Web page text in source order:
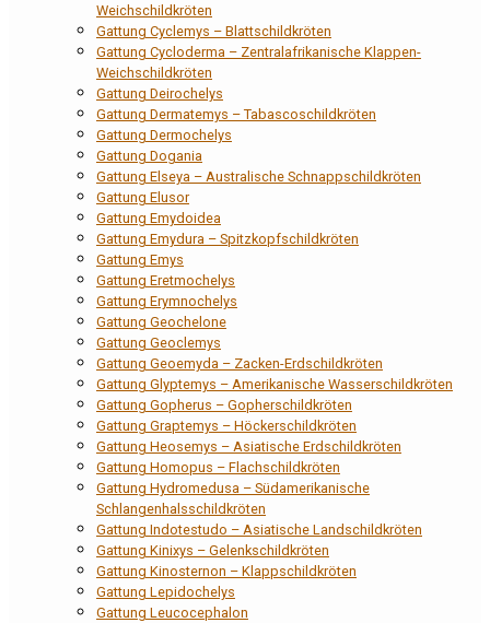
Weichschildkröten
Gattung Cyclemys – Blattschildkröten
Gattung Cycloderma – Zentralafrikanische Klappen-
Weichschildkröten
Gattung Deirochelys
Gattung Dermatemys – Tabascoschildkröten
Gattung Dermochelys
Gattung Dogania
Gattung Elseya – Australische Schnappschildkröten
Gattung Elusor
Gattung Emydoidea
Gattung Emydura – Spitzkopfschildkröten
Gattung Emys
Gattung Eretmochelys
Gattung Erymnochelys
Gattung Geochelone
Gattung Geoclemys
Gattung Geoemyda – Zacken-Erdschildkröten
Gattung Glyptemys – Amerikanische Wasserschildkröten
Gattung Gopherus – Gopherschildkröten
Gattung Graptemys – Höckerschildkröten
Gattung Heosemys – Asiatische Erdschildkröten
Gattung Homopus – Flachschildkröten
Gattung Hydromedusa – Südamerikanische
Schlangenhalsschildkröten
Gattung Indotestudo – Asiatische Landschildkröten
Gattung Kinixys – Gelenkschildkröten
Gattung Kinosternon – Klappschildkröten
Gattung Lepidochelys
Gattung Leucocephalon